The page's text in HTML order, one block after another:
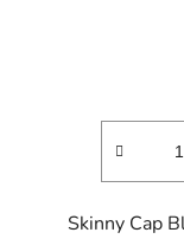
Skinny Cap